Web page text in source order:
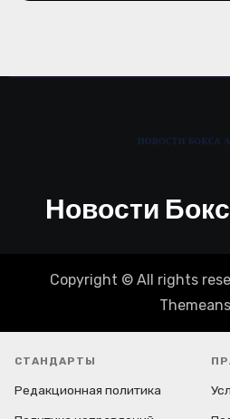
Новости
Copyright © All rights
СТАНДАРТЫ
Редакционная политика